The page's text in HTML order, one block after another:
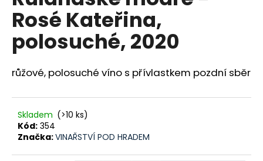
0,0
5
hvězdiček.
Rosé Kateřina,
polosuché, 2020
růžové, polosuché víno s přívlastkem pozdní sběr
Skladem (>10 ks)
Kód: 354
Značka:VINAŘSTVÍ POD HRADEM
a
j
t
?
HLEDAT